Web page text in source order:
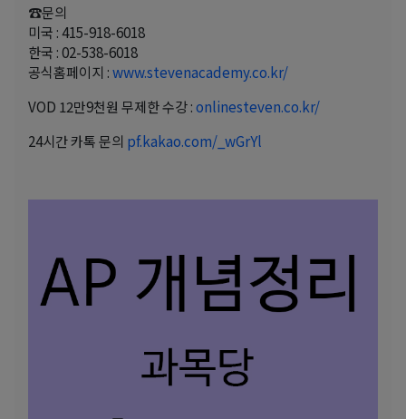
☎문의
미국 : 415-918-6018
한국 : 02-538-6018
공식홈페이지 :www.stevenacademy.co.kr/
VOD 12만9천원 무제한 수강 :onlinesteven.co.kr/
24시간 카톡 문의 pf.kakao.com/_wGrYl